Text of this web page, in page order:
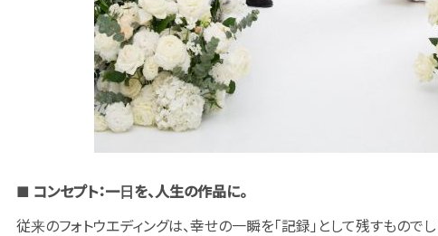
■ コンセプト：一日を、人生の作品に。
従来のフォトウエディングは、幸せの一瞬を「記録」として残すも